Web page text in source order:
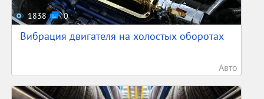
1838 0
Вибрация двигателя на холостых оборотах
Авто